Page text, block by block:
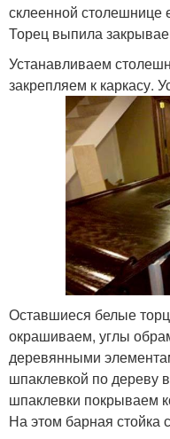
склеенной столешнице
Торец выпила
Устанавливаем
закрепляем к каркасу.
Оставшиеся белые
окрашиваем, углы
деревянными
шпаклевкой по дереву
шпаклевки покрываем
На этом барная стойка